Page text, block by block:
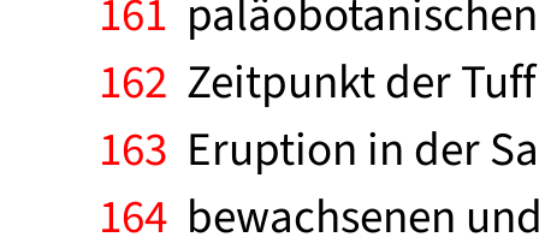
161
162 Zeitpunkt der
163 Eruption in der
164 bewachsenen